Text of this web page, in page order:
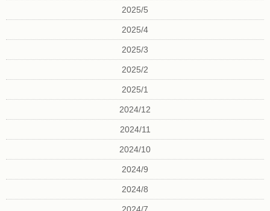
2025/5
2025/4
2025/3
2025/2
2025/1
2024/12
2024/11
2024/10
2024/9
2024/8
2024/7